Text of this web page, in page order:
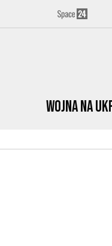
Wojna na